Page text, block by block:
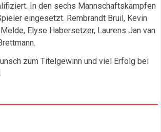
In den sechs Mannschaftskämpfen
eingesetzt. Rembrandt Bruil, Kevin
Elyse Habersetzer, Laurens Jan van
zum Titelgewinn und viel Erfolg bei